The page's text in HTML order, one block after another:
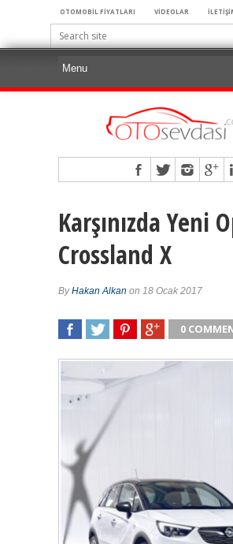
OTOMOBİL FİYATLARI VİDEOLAR
Karşınızda Yeni
Crossland X
ByHakan Alkan on 18 Ocak 2017
0